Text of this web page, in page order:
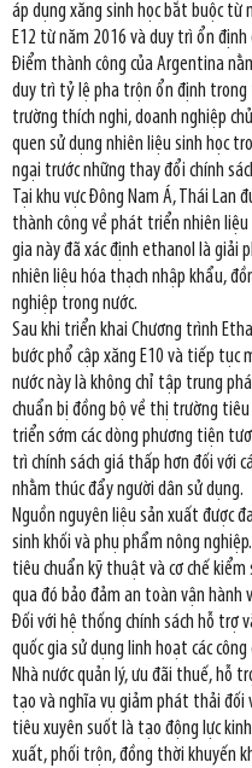
áp dụng xăng sinh học bắt buộc từ
E12 từ năm 2016 và duy trì ổn định
Điểm thành công của Argentina
duy trì tỷ lệ pha trộn ổn định
trường thích nghi, doanh nghiệp
quen sử dụng nhiên liệu sinh học
ngại trước những thay đổi chính
Tại khu vực Đông Nam Á, Thái Lan
thành công về phát triển nhiên
gia này đã xác định ethanol là giải
nhiên liệu hóa thạch nhập khẩu,
nghiệp trong nước.
Sau khi triển khai Chương trình
bước phổ cập xăng E10 và tiếp tục
nước này là không chỉ tập trung
chuẩn bị đồng bộ về thị trường tiêu
triển sớm các dòng phương tiện
trì chính sách giá thấp hơn đối với
nhằm thúc đẩy người dân sử dụng.
Nguồn nguyên liệu sản xuất được
sinh khối và phụ phẩm nông
tiêu chuẩn kỹ thuật và cơ chế
qua đó bảo đảm an toàn vận hành
Đối với hệ thống chính sách hỗ trợ
quốc gia sử dụng linh hoạt các
Nhà nước quản lý, ưu đãi thuế, hỗ
tạo và nghĩa vụ giảm phát thải đối
tiêu xuyên suốt là tạo động lực
xuất, phối trộn, đồng thời khuyến